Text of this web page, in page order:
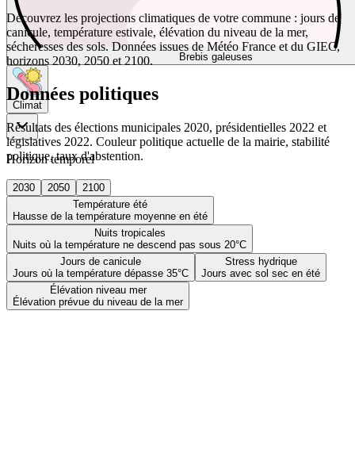
Brebis galeuses
Climat
Horizon temporel
2030 2050
2100
Température été
Hausse de la température moyenne en été
Nuits tropicales
Nuits où la température ne descend pas sous 20°C
Jours de canicule
Jours où la température dépasse 35°C
Stress hydrique
Jours avec sol sec en été
Élévation niveau mer
Élévation prévue du niveau de la mer
Découvrez les projections climatiques de votre commune : jours de
canicule, température estivale, élévation du niveau de la mer,
sécheresses des sols. Données issues de Météo France et du GIEC,
horizons 2030, 2050 et 2100.
Données politiques
Résultats des élections municipales 2020, présidentielles 2022 et
législatives 2022. Couleur politique actuelle de la mairie, stabilité
politique, taux d'abstention.